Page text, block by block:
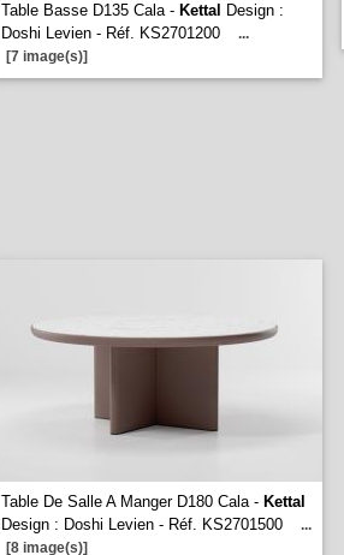
Table Basse D135 Cala - Kettal Design :
Doshi Levien - Réf. KS2701200
...
[7 image(s)]
Table De Salle A Manger D180 Cala - Kettal
Design : Doshi Levien - Réf. KS2701500
...
[8 image(s)]